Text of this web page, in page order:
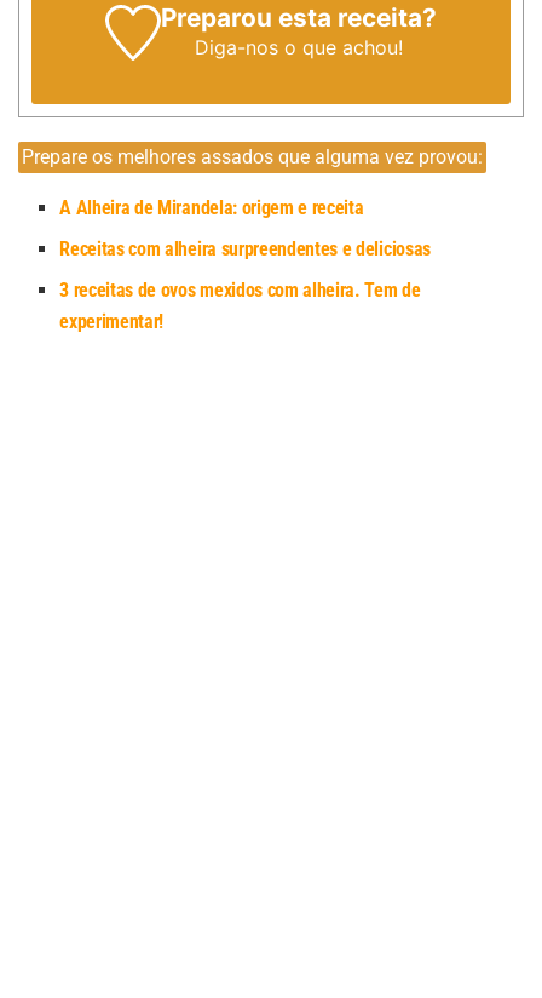
Preparou esta receita?
Diga-noso que achou!
Prepare os melhores assados que alguma vez provou:
A Alheira de Mirandela: origem e receita
Receitas com alheira surpreendentes e deliciosas
3 receitas de ovos mexidos com alheira. Tem de
experimentar!